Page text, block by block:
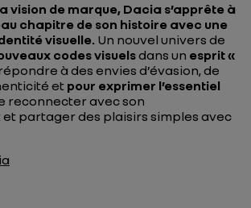
vision de marque, Dacia s’apprête à
chapitre de son histoire avec une
visuelle.Un nouvel univers de
codes visuelsdans un esprit «
à des envies d’évasion, de
et pour exprimer l’essentiel
reconnecter avec son
partager des plaisirs simples avec